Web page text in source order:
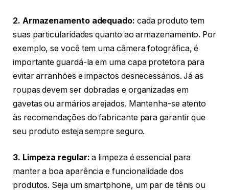
2. Armazenamento adequado: cada produto tem
suas particularidades quanto ao armazenamento. Por
exemplo, se você tem uma câmera fotográfica, é
importante guardá-la em uma capa protetora para
evitar arranhões e impactos desnecessários. Já as
roupas devem ser dobradas e organizadas em
gavetas ou armários arejados. Mantenha-se atento
às recomendações do fabricante para garantir que
seu produto esteja sempre seguro.
3. Limpeza regular: a limpeza é essencial para
manter a boa aparência e funcionalidade dos
produtos. Seja um smartphone, um par de tênis ou